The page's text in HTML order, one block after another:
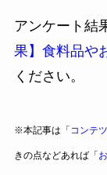
アンケート結
果】食料品や
ください。
※本記事は「 コンテ
きの点などあれば「